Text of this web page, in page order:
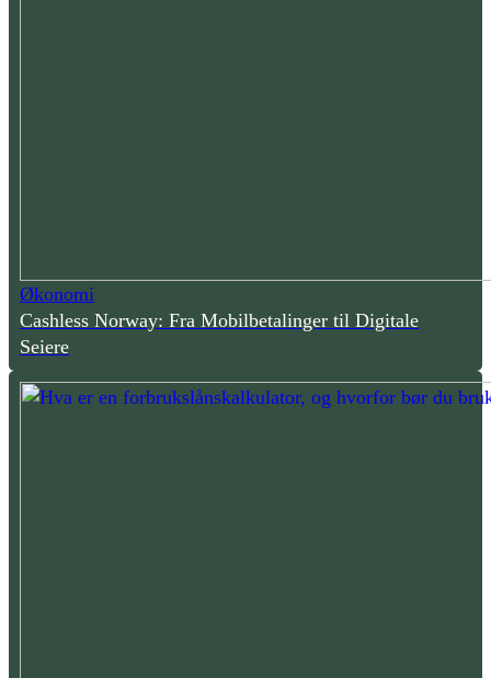
Økonomi
Cashless Norway: Fra Mobilbetalinger til Digitale
Seiere